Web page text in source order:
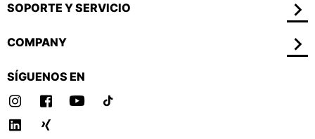
SOPORTE Y SERVICIO
COMPANY
SÍGUENOS EN